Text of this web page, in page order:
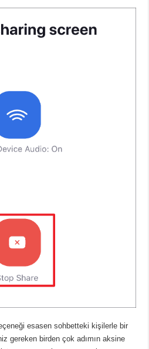
esasen sohbetteki kişilerle bir
gereken birden çok adımın aksine